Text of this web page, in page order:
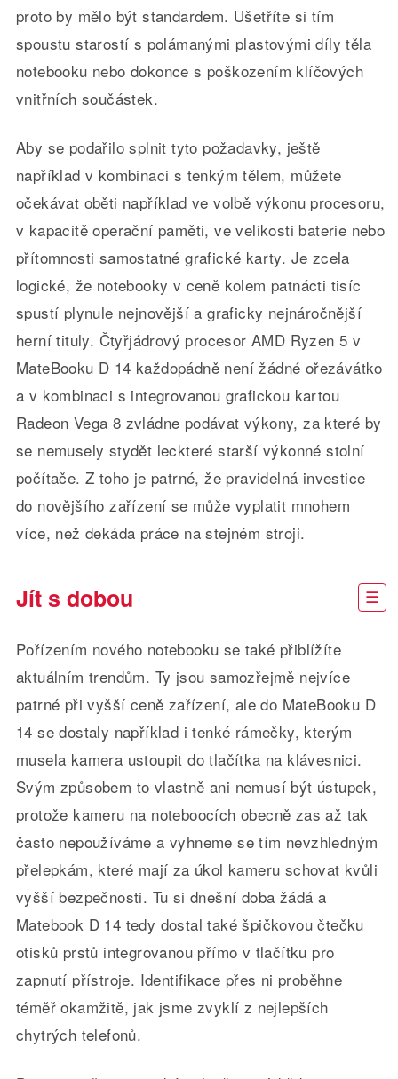
proto by mělo být standardem. Ušetříte si tím
spoustu starostí s polámanými plastovými díly těla
notebooku nebo dokonce s poškozením klíčových
vnitřních součástek.
Aby se podařilo splnit tyto požadavky, ještě
například v kombinaci s tenkým tělem, můžete
očekávat oběti například ve volbě výkonu procesoru,
v kapacitě operační paměti, ve velikosti baterie nebo
přítomnosti samostatné grafické karty. Je zcela
logické, že notebooky v ceně kolem patnácti tisíc
spustí plynule nejnovější a graficky nejnáročnější
herní tituly. Čtyřjádrový procesor AMD Ryzen 5 v
MateBooku D 14 každopádně není žádné ořezávátko
a v kombinaci s integrovanou grafickou kartou
Radeon Vega 8 zvládne podávat výkony, za které by
se nemusely stydět leckteré starší výkonné stolní
počítače. Z toho je patrné, že pravidelná investice
do novějšího zařízení se může vyplatit mnohem
více, než dekáda práce na stejném stroji.
Jít s dobou
Pořízením nového notebooku se také přiblížíte
aktuálním trendům. Ty jsou samozřejmě nejvíce
patrné při vyšší ceně zařízení, ale do MateBooku D
14 se dostaly například i tenké rámečky, kterým
musela kamera ustoupit do tlačítka na klávesnici.
Svým způsobem to vlastně ani nemusí být ústupek,
protože kameru na noteboocích obecně zas až tak
často nepoužíváme a vyhneme se tím nevzhledným
přelepkám, které mají za úkol kameru schovat kvůli
vyšší bezpečnosti. Tu si dnešní doba žádá a
Matebook D 14 tedy dostal také špičkovou čtečku
otisků prstů integrovanou přímo v tlačítku pro
zapnutí přístroje. Identifikace přes ni proběhne
téměř okamžitě, jak jsme zvyklí z nejlepších
chytrých telefonů.